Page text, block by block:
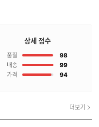
상세 점수
품질 98점
배송
99점
가격
94점
더보기